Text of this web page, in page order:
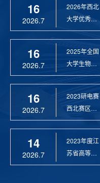
16
2026.7
2026年西北
大学优秀硕
士论文指导
16
2026.7
2025年全国
大学生物联
网设计竞赛
16
2026.7
2023研电赛
西北赛区优
秀指导教师
14
2026.7
2023年度江
苏省高等学
校科学技术